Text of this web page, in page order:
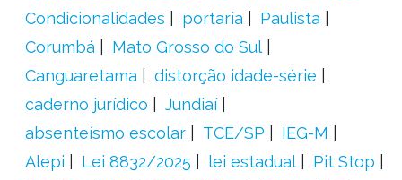
Condicionalidades
portaria
Paulista
Corumbá
Mato Grosso do Sul
Canguaretama
distorção idade-série
caderno jurídico
Jundiaí
absenteísmo escolar
TCE/SP
IEG-M
Alepi
Lei 8832/2025 lei estadual
Pit Stop